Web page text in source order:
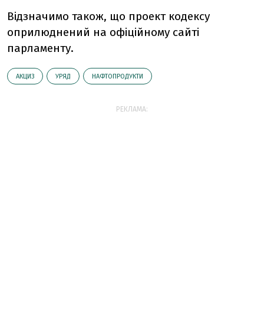
Відзначимо також, що проект кодексу
оприлюднений на офіційному сайті
парламенту.
АКЦИЗ УРЯД НАФТОПРОДУКТИ
РЕКЛАМА: